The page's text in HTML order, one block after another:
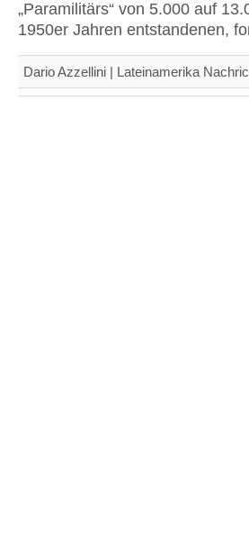
„Paramilitärs“ von 5.000 auf
1950er Jahren entstandenen,
Dario Azzellini | Lateinamerika